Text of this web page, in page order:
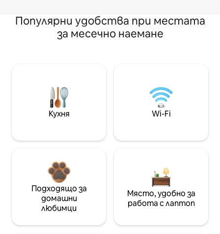
Популярни удобства при местата
за месечно наемане
Кухня Wi-Fi
Подходящо за
домашни
любимци
Място, удобно за
работа с лаптоп